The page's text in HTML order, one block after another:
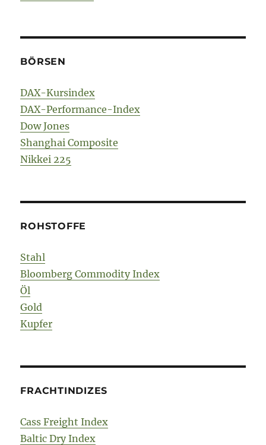
BÖRSEN
DAX-Kursindex
DAX-Performance-Index
Dow Jones
Shanghai Composite
Nikkei 225
ROHSTOFFE
Stahl
Bloomberg Commodity Index
Öl
Gold
Kupfer
FRACHTINDIZES
Cass Freight Index
Baltic Dry Index